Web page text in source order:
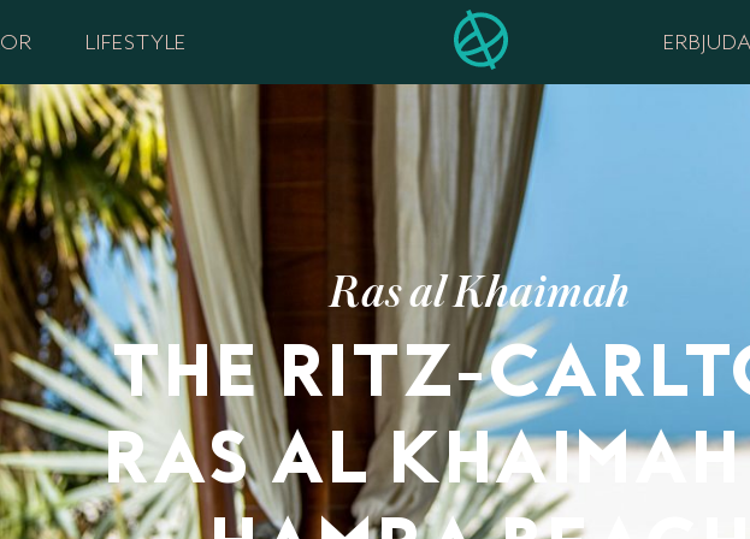
LIFESTYLE
Ras al Khaimah
THE RITZ-
RAS AL